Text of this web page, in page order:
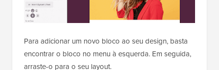
Para adicionar um novo bloco ao seu design, basta
encontrar o bloco no menu à esquerda. Em seguida,
arraste-o para o seu layout.